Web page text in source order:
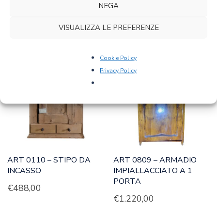
NEGA
VISUALIZZA LE PREFERENZE
Cookie Policy
Privacy Policy
PRODOTTI CORRELATI
ART 0110 – STIPO DA
INCASSO
€488,00
ART 0809 – ARMADIO
IMPIALLACCIATO A 1
PORTA
€1.220,00